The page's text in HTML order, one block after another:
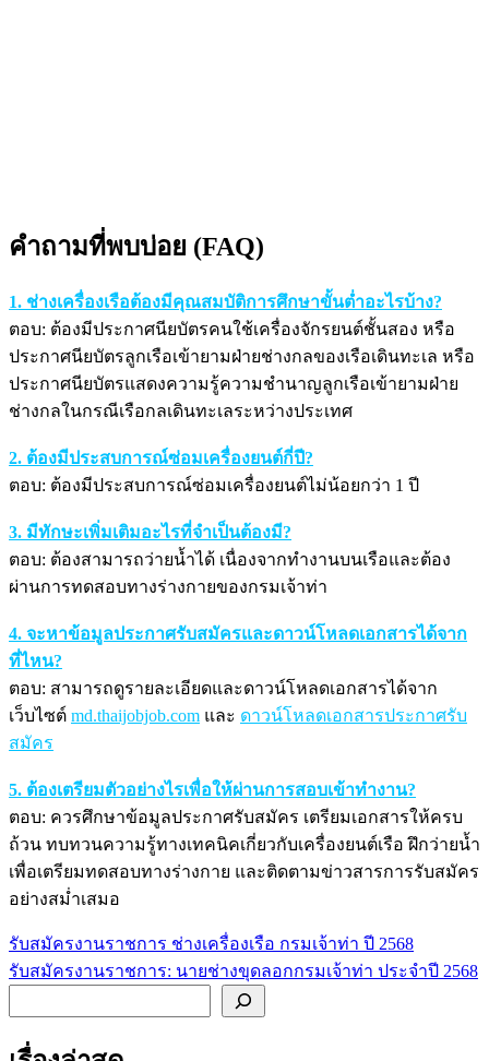
คำถามที่พบบ่อย (FAQ)
1. ช่างเครื่องเรือต้องมีคุณสมบัติการศึกษาขั้นต่ำอะไรบ้าง?
ตอบ: ต้องมีประกาศนียบัตรคนใช้เครื่องจักรยนต์ชั้นสอง หรือ
ประกาศนียบัตรลูกเรือเข้ายามฝ่ายช่างกลของเรือเดินทะเล หรือ
ประกาศนียบัตรแสดงความรู้ความชำนาญลูกเรือเข้ายามฝ่าย
ช่างกลในกรณีเรือกลเดินทะเลระหว่างประเทศ
2. ต้องมีประสบการณ์ซ่อมเครื่องยนต์กี่ปี?
ตอบ: ต้องมีประสบการณ์ซ่อมเครื่องยนต์ไม่น้อยกว่า 1 ปี
3. มีทักษะเพิ่มเติมอะไรที่จำเป็นต้องมี?
ตอบ: ต้องสามารถว่ายน้ำได้ เนื่องจากทำงานบนเรือและต้อง
ผ่านการทดสอบทางร่างกายของกรมเจ้าท่า
4. จะหาข้อมูลประกาศรับสมัครและดาวน์โหลดเอกสารได้จาก
ที่ไหน?
ตอบ: สามารถดูรายละเอียดและดาวน์โหลดเอกสารได้จาก
เว็บไซต์ md.thaijobjob.com และ ดาวน์โหลดเอกสารประกาศรับ
สมัคร
5. ต้องเตรียมตัวอย่างไรเพื่อให้ผ่านการสอบเข้าทำงาน?
ตอบ: ควรศึกษาข้อมูลประกาศรับสมัคร เตรียมเอกสารให้ครบ
ถ้วน ทบทวนความรู้ทางเทคนิคเกี่ยวกับเครื่องยนต์เรือ ฝึกว่ายน้ำ
เพื่อเตรียมทดสอบทางร่างกาย และติดตามข่าวสารการรับสมัคร
อย่างสม่ำเสมอ
แนะแนว
เรื่อง
รับสมัครงานราชการ ช่างเครื่องเรือ กรมเจ้าท่า ปี 2568
รับสมัครงานราชการ: นายช่างขุดลอกกรมเจ้าท่า ประจำปี 2568